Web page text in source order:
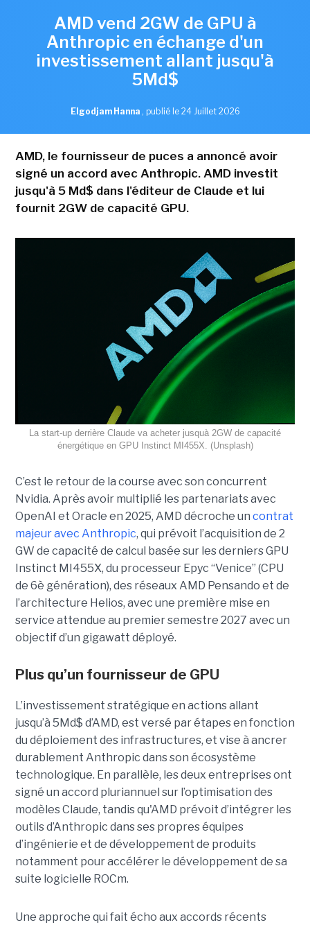
AMD vend 2GW de GPU à
Anthropic en échange d'un
investissement allant jusqu'à
5Md$
Elgodjam Hanna , publié le 24 Juillet 2026
AMD, le fournisseur de puces a annoncé avoir
signé un accord avec Anthropic. AMD investit
jusqu'à 5 Md$ dans l'éditeur de Claude et lui
fournit 2GW de capacité GPU.
La start-up derrière Claude va acheter jusquà 2GW de capacité
énergétique en GPU Instinct MI455X. (Unsplash)
C’est le retour de la course avec son concurrent
Nvidia. Après avoir multiplié les partenariats avec
OpenAI et Oracle en 2025, AMD décroche un contrat
majeur avec Anthropic, qui prévoit l’acquisition de 2
GW de capacité de calcul basée sur les derniers GPU
Instinct MI455X, du processeur Epyc “Venice” (CPU
de 6è génération), des réseaux AMD Pensando et de
l’architecture Helios, avec une première mise en
service attendue au premier semestre 2027 avec un
objectif d’un gigawatt déployé.
Plus qu’un fournisseur de GPU
L’investissement stratégique en actions allant
jusqu’à 5Md$ d’AMD, est versé par étapes en fonction
du déploiement des infrastructures, et vise à ancrer
durablement Anthropic dans son écosystème
technologique. En parallèle, les deux entreprises ont
signé un accord pluriannuel sur l’optimisation des
modèles Claude, tandis qu'AMD prévoit d’intégrer les
outils d’Anthropic dans ses propres équipes
d’ingénierie et de développement de produits
notamment pour accélérer le développement de sa
suite logicielle ROCm.
Une approche qui fait écho aux accords récents